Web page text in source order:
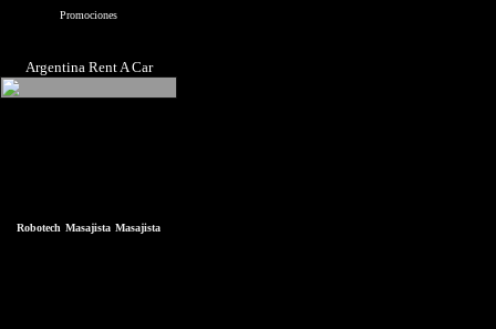
Promociones
Argentina Rent A Car
Robotech Masajista Masajista